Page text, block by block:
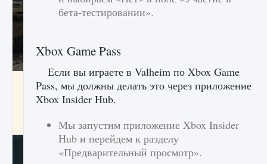
Как исправить текстовую ошибку
пользовательского интерфейса Delta
Force Hawk Ops
9 августа 2024 1 945 0 0
бета-тестировании».
Xbox Game Pass
Если вы играете в Valheim по Xbox Game
Pass, мы должны делать это через приложение
Xbox Insider Hub.
Мы запустим приложение Xbox Insider
Hub и перейдем к разделу
«Предварительный просмотр».